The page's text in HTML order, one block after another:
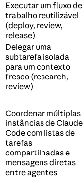
Executar um fluxo de
trabalho reutilizável
(deploy, review,
release)
Delegar uma
subtarefa isolada
para um contexto
fresco (research,
review)
Coordenar múltiplas
instâncias de Claude
Code com listas de
tarefas
compartilhadas e
mensagens diretas
entre agentes